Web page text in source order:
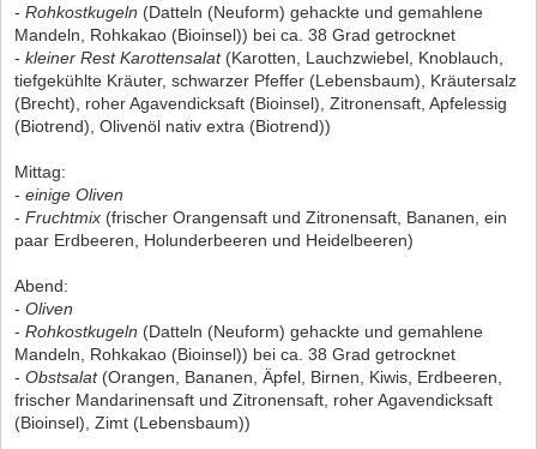
- Rohkostkugeln (Datteln (Neuform) gehackte und gemahlene
Mandeln, Rohkakao (Bioinsel)) bei ca. 38 Grad getrocknet
- kleiner Rest Karottensalat (Karotten, Lauchzwiebel, Knoblauch,
tiefgekühlte Kräuter, schwarzer Pfeffer (Lebensbaum), Kräutersalz
(Brecht), roher Agavendicksaft (Bioinsel), Zitronensaft, Apfelessig
(Biotrend), Olivenöl nativ extra (Biotrend))
Mittag:
- einige Oliven
- Fruchtmix (frischer Orangensaft und Zitronensaft, Bananen, ein
paar Erdbeeren, Holunderbeeren und Heidelbeeren)
Abend:
- Oliven
- Rohkostkugeln (Datteln (Neuform) gehackte und gemahlene
Mandeln, Rohkakao (Bioinsel)) bei ca. 38 Grad getrocknet
- Obstsalat(Orangen, Bananen, Äpfel, Birnen, Kiwis, Erdbeeren,
frischer Mandarinensaft und Zitronensaft, roher Agavendicksaft
(Bioinsel), Zimt (Lebensbaum))